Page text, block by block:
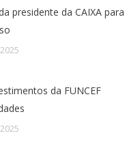
presidente da CAIXA para
da FUNCEF